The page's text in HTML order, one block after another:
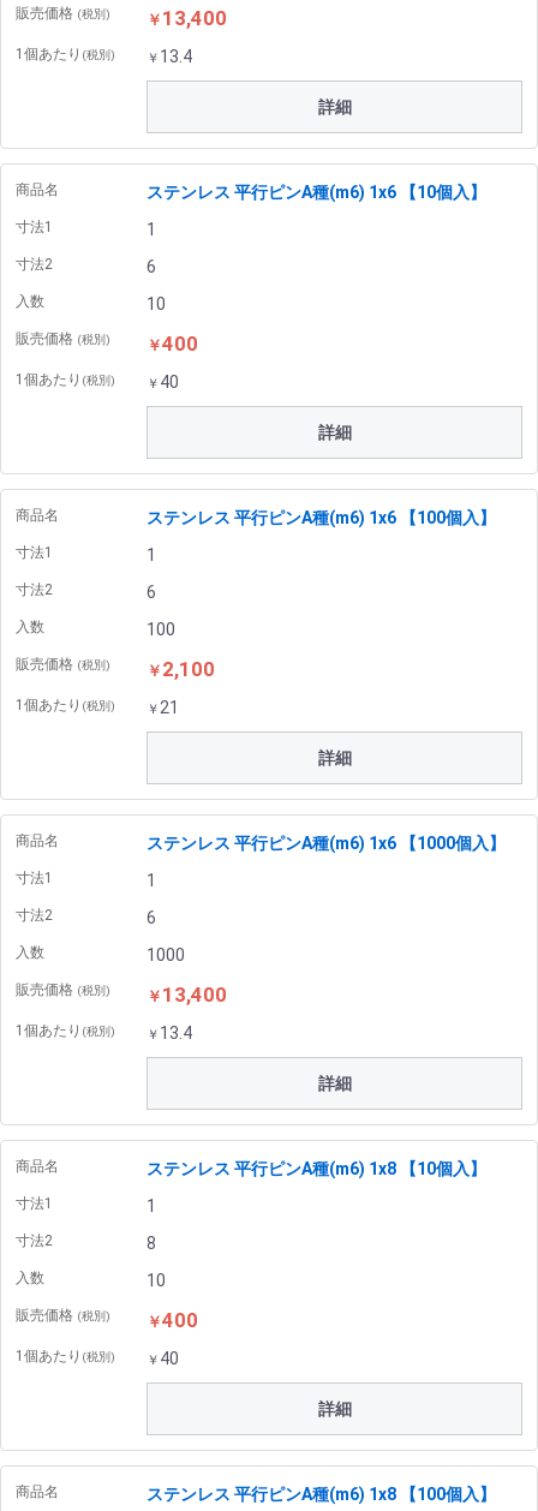
販売価格 (税別) ￥ 13,400
1個あたり (税別) ￥ 13.4
詳細
商品名 ステンレス 平行ピンA種(m6) 1x6 【10個入】
寸法1 1
寸法2 6
入数 10
販売価格 (税別) ￥400
1個あたり (税別) ￥ 40
詳細
商品名 ステンレス 平行ピンA種(m6) 1x6 【100個入】
寸法1 1
寸法2 6
入数 100
販売価格 (税別) ￥ 2,100
1個あたり (税別) ￥21
詳細
商品名 ステンレス 平行ピンA種(m6) 1x6 【1000個入】
寸法1 1
寸法2 6
入数 1000
販売価格 (税別) ￥ 13,400
1個あたり (税別) ￥ 13.4
詳細
商品名 ステンレス 平行ピンA種(m6) 1x8 【10個入】
寸法1 1
寸法2 8
入数 10
販売価格 (税別) ￥400
1個あたり (税別) ￥ 40
詳細
商品名 ステンレス 平行ピンA種(m6) 1x8 【100個入】